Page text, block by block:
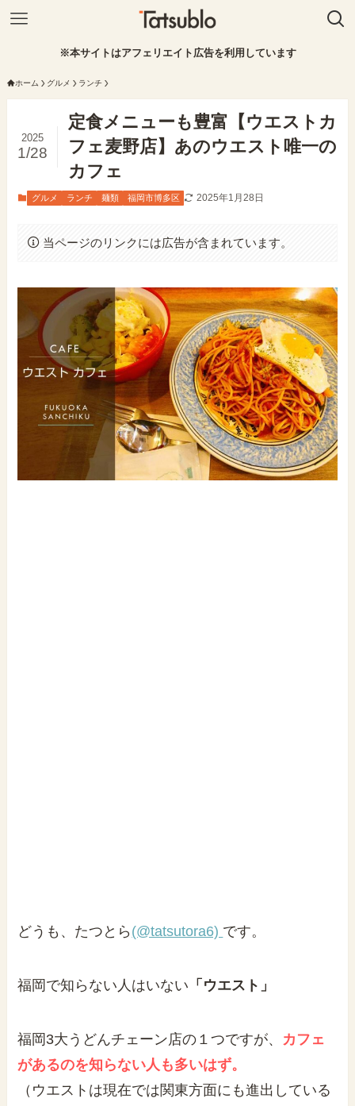
※本サイトはアフェリエイト広告を利用しています
ホーム グルメ ランチ
定食メニューも豊富【ウエストカ
フェ麦野店】あのウエスト唯一の
カフェ
2025
1/28
グルメ ランチ 麺類 福岡市博多区 2025年1月28日
当ページのリンクには広告が含まれています。
どうも、たつとら (@tatsutora6) です。
福岡で知らない人はいない 「ウエスト」
福岡3大うどんチェーン店の１つですが、 カフェ
があるのを知らない人も多いはず。
（ウエストは現在では関東方面にも進出している